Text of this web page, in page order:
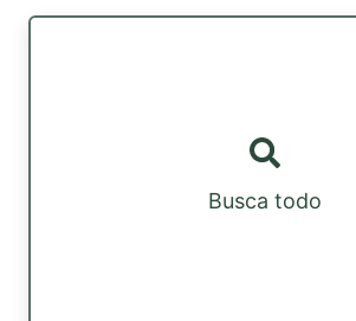
Busca todo